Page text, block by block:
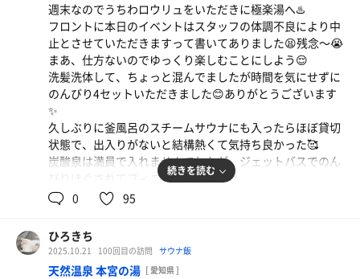
週末なのでうちわロウリュをいただきに極楽湯へ♨️
フロントに本日のイベントはスタッフの体調不良により中
止とさせていただきますって書いてありました😫残念〜😭
まあ、仕方ないのでゆっくり楽しむことにしよう😌
洗髪洗体して、ちょっと混んでましたが時間を気にせずに
のんびり4セットいただきました😊ありがとうございます
✨
久しぶりに釜風呂のスチームサウナにも入ったらほぼ貸切
状態で、出入りがないと結構熱くて気持ち良かった🥰
炭酸泉は満員で入れませんでしたが、ジェットバスでのん
びりほぐされてフィニッシュでした☺️
続きを読む
0 95
ひろきち
2025.10.21 100回目の訪問 サウナ飯
天然温泉 本宮の湯 [ 愛知県 ]